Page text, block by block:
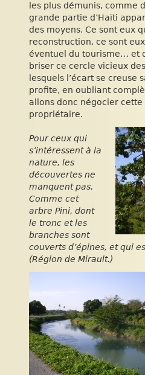
les plus démunis, comme
grande partie d’Haïti
des moyens. Ce sont eux
reconstruction, ce sont
éventuel du tourisme… et
briser ce cercle vicieux
lesquels l’écart se creuse
profite, en oubliant
allons donc négocier
propriétaire.
Pour ceux qui
s’intéressent à la
nature, les
découvertes ne
manquent pas.
Comme cet
arbre Pini, dont
le tronc et les
branches sont
couverts d’épines, et qui
(Région de Mirault.)